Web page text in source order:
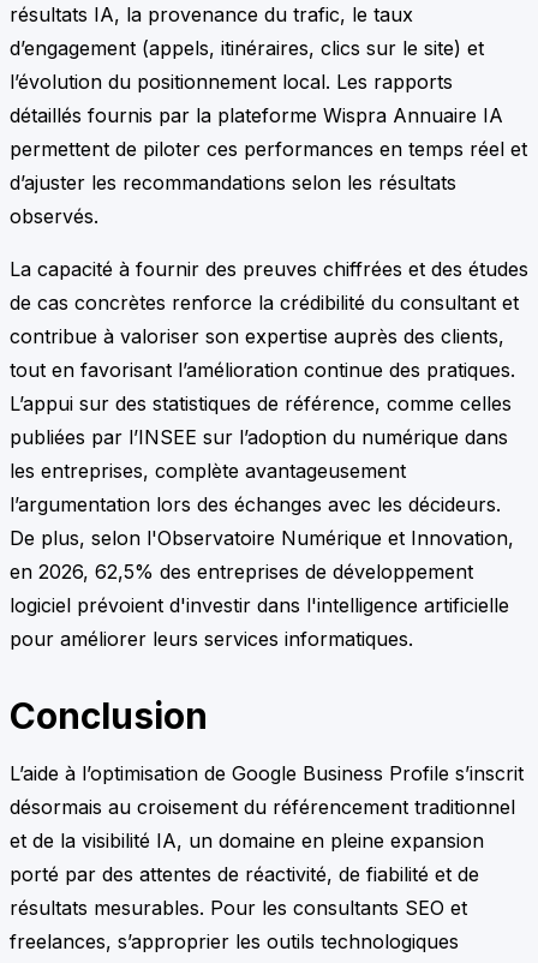
résultats IA, la provenance du trafic, le taux
d’engagement (appels, itinéraires, clics sur le site) et
l’évolution du positionnement local. Les rapports
détaillés fournis par la plateforme Wispra Annuaire IA
permettent de piloter ces performances en temps réel et
d’ajuster les recommandations selon les résultats
observés.
La capacité à fournir des preuves chiffrées et des études
de cas concrètes renforce la crédibilité du consultant et
contribue à valoriser son expertise auprès des clients,
tout en favorisant l’amélioration continue des pratiques.
L’appui sur des statistiques de référence, comme celles
publiées par l’INSEE sur l’adoption du numérique dans
les entreprises, complète avantageusement
l’argumentation lors des échanges avec les décideurs.
De plus, selon l'Observatoire Numérique et Innovation,
en 2026, 62,5% des entreprises de développement
logiciel prévoient d'investir dans l'intelligence artificielle
pour améliorer leurs services informatiques.
Conclusion
L’aide à l’optimisation de Google Business Profile s’inscrit
désormais au croisement du référencement traditionnel
et de la visibilité IA, un domaine en pleine expansion
porté par des attentes de réactivité, de fiabilité et de
résultats mesurables. Pour les consultants SEO et
freelances, s’approprier les outils technologiques